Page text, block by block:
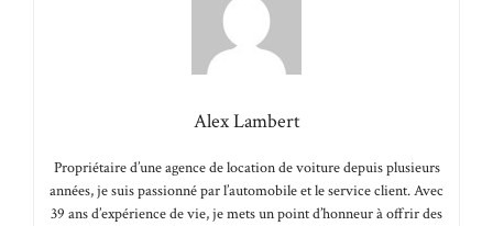
Alex Lambert
Propriétaire d’une agence de location de voiture depuis plusieurs
années, je suis passionné par l’automobile et le service client. Avec
39 ans d’expérience de vie, je mets un point d’honneur à offrir des